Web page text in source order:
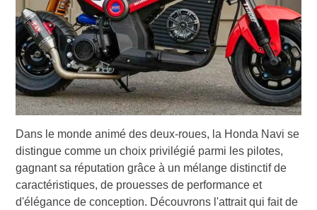
Dans le monde animé des deux-roues, la Honda Navi se
distingue comme un choix privilégié parmi les pilotes,
gagnant sa réputation grâce à un mélange distinctif de
caractéristiques, de prouesses de performance et
d'élégance de conception. Découvrons l'attrait qui fait de